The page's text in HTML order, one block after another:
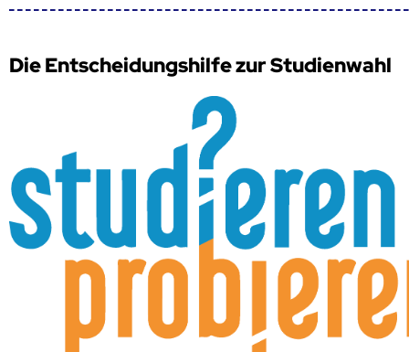
Die Entscheidungshilfe zur Studienwahl